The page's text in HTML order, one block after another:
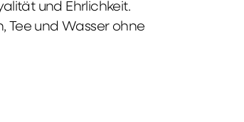
und Ehrlichkeit.
Tee und Wasser ohne